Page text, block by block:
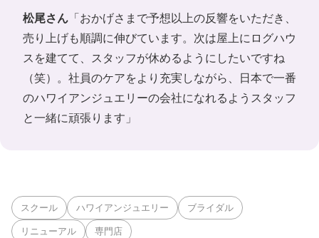
松尾さん 「おかげさまで予想以上の反響をいただき、
売り上げも順調に伸びています。次は屋上にログハウ
スを建てて、スタッフが休めるようにしたいですね
（笑）。社員のケアをより充実しながら、日本で一番
のハワイアンジュエリーの会社になれるようスタッフ
と一緒に頑張ります」
スクール ハワイアンジュエリー ブライダル
リニューアル 専門店